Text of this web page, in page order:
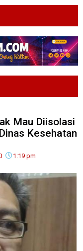
Mau Diisolasi
Kesehatan
1:19 pm